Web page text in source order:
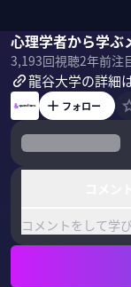
心理学者から学ぶ
3,193回視聴2年前
吉田ちか水口政人
龍谷大学の詳細
フォロー
コメントをして学